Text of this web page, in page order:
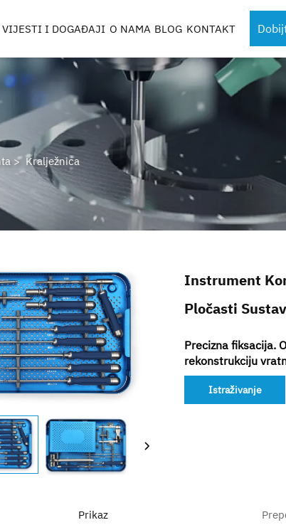
SPORTSKA MEDICINSKA
INSTRUMENTA
KOMPONENTE
ROBOTA
KUTIJE I POSUDE
VIJESTI I DOGAĐAJI O NAMA BLOG KONTAKT
> Kralježnica
Instrument
Pločasti
Precizna fiksacija.
rekonstrukciju
Istraživanje
Prikaz